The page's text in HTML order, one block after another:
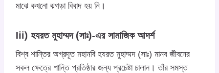
মাঝে কখনো ঝগড়া বিবাদ হয় নি।
Iii) হযরত মুহাম্মদ (সাঃ)-এর সামাজিক আদর্শ
বিশ্ব শান্তির অগ্রদূত মহানবি হযরত মুহাম্মদ (সাঃ) মানব জীবনের
সকল ক্ষেত্রে শান্তি প্রতিষ্ঠার জন্য প্রচেষ্টা চালান। তাঁর সমস্ত